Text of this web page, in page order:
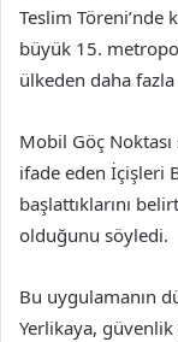
Teslim Töreni’nde
büyük 15.
ülkeden daha
Mobil Göç Noktası
ifade eden İçişleri
başlattıklarını
olduğunu söyledi.
Bu uygulamanın
Yerlikaya,